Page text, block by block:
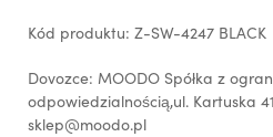
Kód produktu: Z-SW-4247 BLACK
Dovozce: MOODO Spółka z
odpowiedzialnością,ul. Kartuska
sklep@moodo.pl